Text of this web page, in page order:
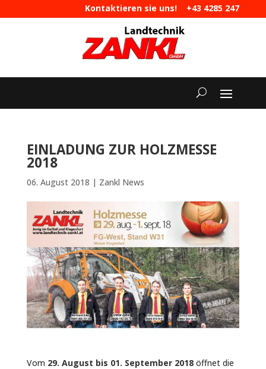
Kontaktieren sie uns! +43 4285 247
|maschinen@landtechnik-zankl.at
EINLADUNG ZUR HOLZMESSE
2018
06. August 2018 | Zankl News
Vom 29. August bis 01. September 2018öffnet die